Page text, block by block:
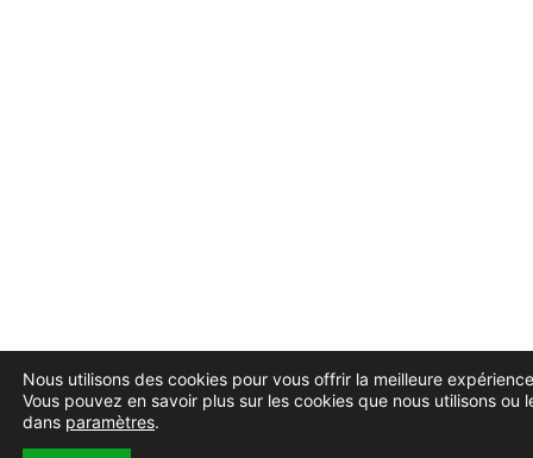
Nous utilisons des cookies pour vous offrir la meilleure
Vous pouvez en savoir plus sur les cookies que nous utilisons ou
dans paramètres.